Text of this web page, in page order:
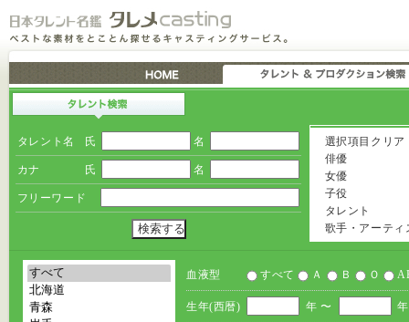
タレント名 氏 名
カナ 氏 名
フリーワード
選択項目クリア
俳優
女優
子役
タレント
歌手・アーティ
血液型 すべて Ａ Ｂ Ｏ
生年(西暦) 年 〜